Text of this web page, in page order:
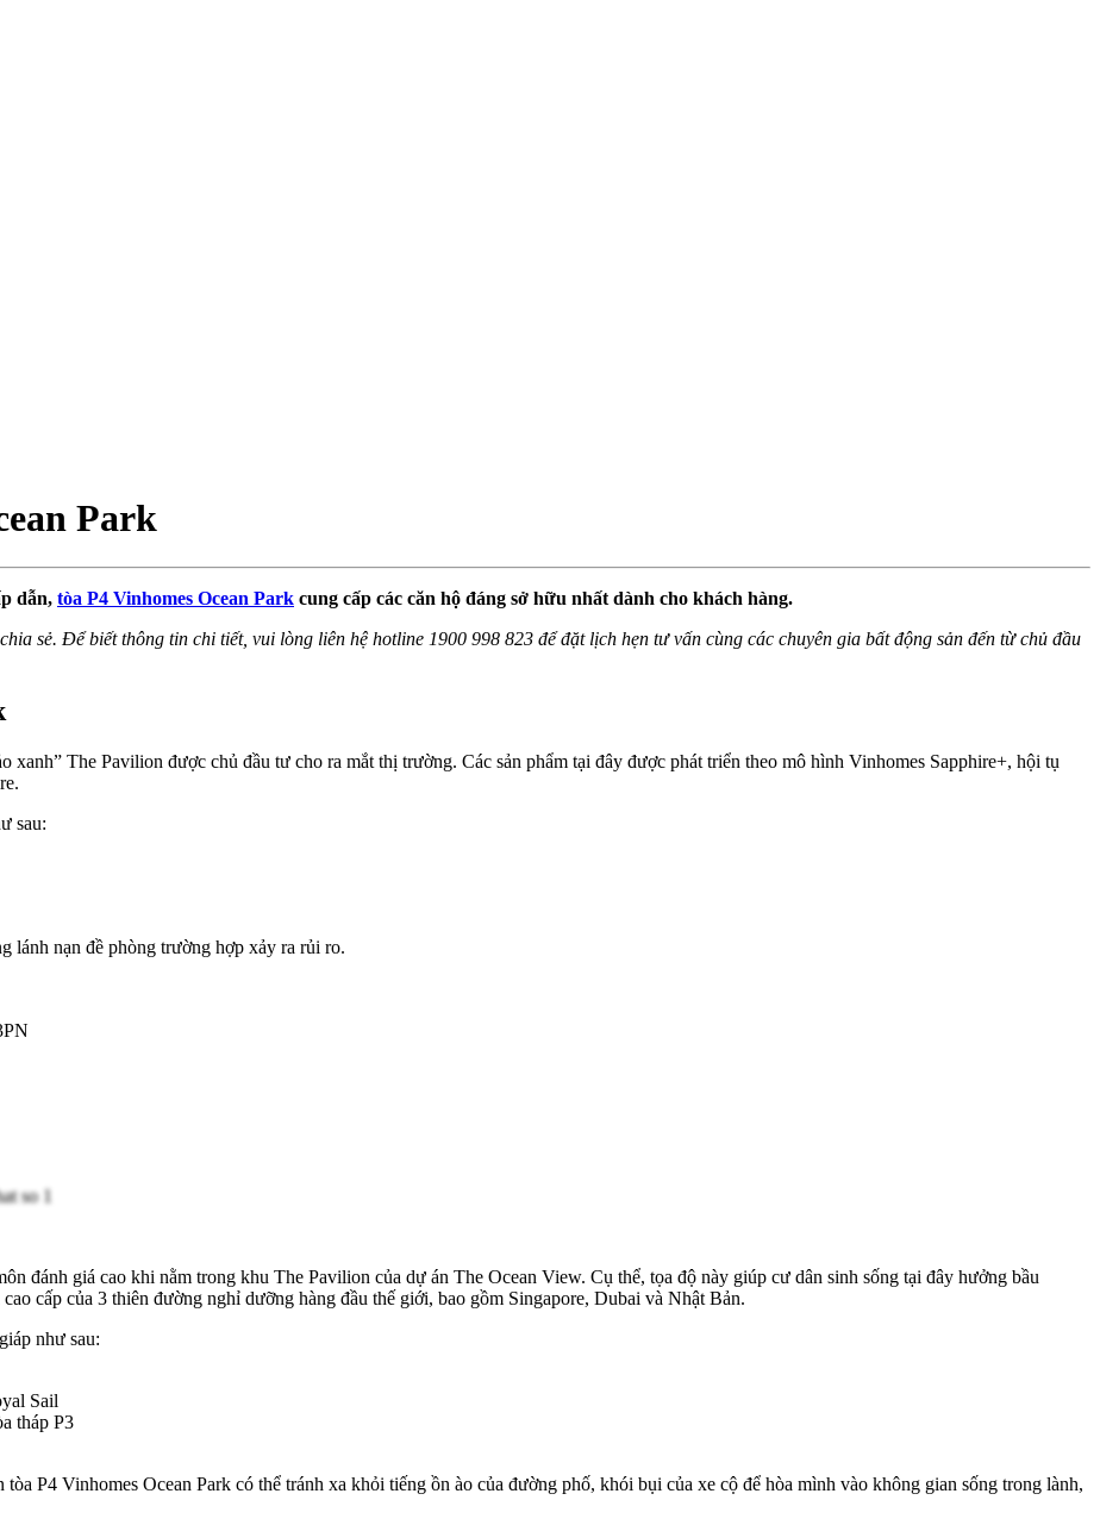
Park
dẫn, tòa P4 Vinhomes Ocean Park cung cấp các căn hộ đáng sở hữu nhất dành cho khách hàng.
sẻ. Để biết thông tin chi tiết, vui lòng liên hệ hotline 1900 998 823 để đặt lịch hẹn tư vấn cùng các chuyên gia bất động sản đến từ chủ đầu
xanh” The Pavilion được chủ đầu tư cho ra mắt thị trường. Các sản phẩm tại đây được phát triển theo mô hình Vinhomes Sapphire+, hội tụ
sau:
lánh nạn đề phòng trường hợp xảy ra rủi ro.
đánh giá cao khi nằm trong khu The Pavilion của dự án The Ocean View. Cụ thể, tọa độ này giúp cư dân sinh sống tại đây hưởng bầu
cấp của 3 thiên đường nghỉ dưỡng hàng đầu thế giới, bao gồm Singapore, Dubai và Nhật Bản.
như sau:
Sail
tháp P3
P4 Vinhomes Ocean Park có thể tránh xa khỏi tiếng ồn ào của đường phố, khói bụi của xe cộ để hòa mình vào không gian sống trong lành,